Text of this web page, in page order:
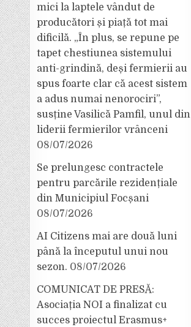
mici la laptele vândut de
producători și piață tot mai
dificilă. „În plus, se repune pe
tapet chestiunea sistemului
anti-grindină, deși fermierii au
spus foarte clar că acest sistem
a adus numai nenorociri”,
susține Vasilică Pamfil, unul din
liderii fermierilor vrânceni
08/07/2026
Se prelungesc contractele
pentru parcările rezidențiale
din Municipiul Focșani
08/07/2026
AI Citizens mai are două luni
până la începutul unui nou
sezon. 08/07/2026
COMUNICAT DE PRESĂ:
Asociația NOI a finalizat cu
succes proiectul Erasmus+